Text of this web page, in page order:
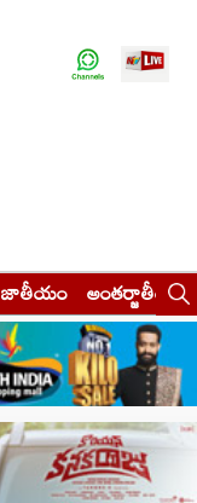
జాతీయం అంతర్జాతీయం